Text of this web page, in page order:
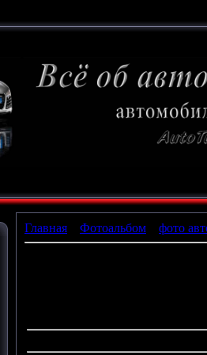
Главная Фотоальбом фото